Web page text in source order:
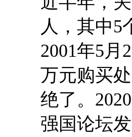
人，其中5
2001年5月
万元购买处
绝了。
强国论坛